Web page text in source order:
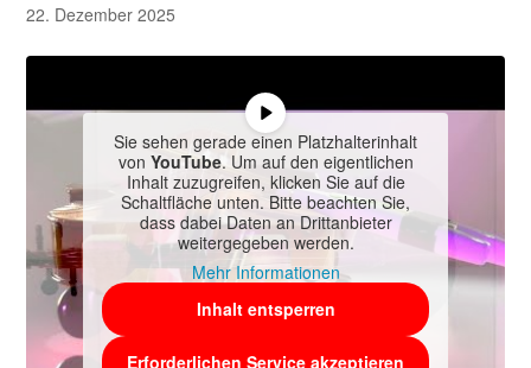
22. Dezember 2025
Sie sehen gerade einen Platzhalterinhalt
von YouTube. Um auf den eigentlichen
Inhalt zuzugreifen, klicken Sie auf die
Schaltfläche unten. Bitte beachten Sie,
dass dabei Daten an Drittanbieter
weitergegeben werden.
Mehr Informationen
Inhalt entsperren
Erforderlichen Service akzeptieren